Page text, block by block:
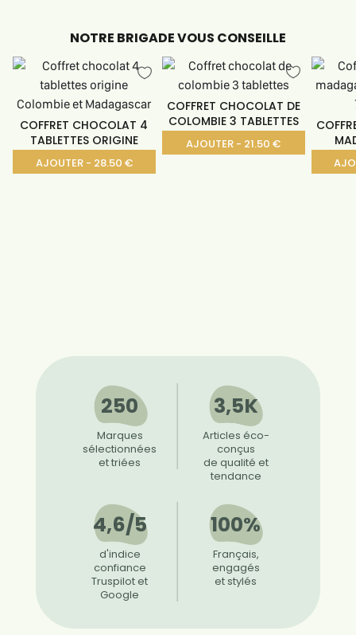
NOTRE BRIGADE VOUS CONSEILLE
COFFRET CHOCOLAT 4
TABLETTES ORIGINE
AJOUTER - 28.50 €
COFFRET CHOCOLAT DE
COLOMBIE 3 TABLETTES
AJOUTER - 21.50 €
250
Marques
sélectionnées
et triées
3,5K
Articles éco-
conçus
de qualité et
tendance
4,6/5
d'indice
confiance
Truspilot et
Google
100%
Français,
engagés
et stylés